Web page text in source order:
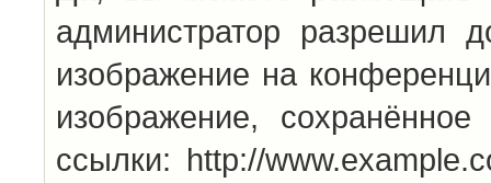
администратор разрешил
изображение на
изображение,
ссылки: http://